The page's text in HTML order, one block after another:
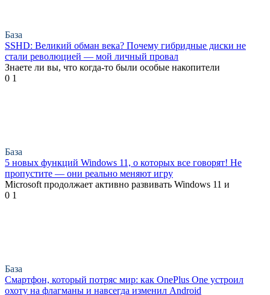
База
SSHD: Великий обман века? Почему гибридные диски не
стали революцией — мой личный провал
Знаете ли вы, что когда-то были особые накопители
0 1
База
5 новых функций Windows 11, о которых все говорят! Не
пропустите — они реально меняют игру
Microsoft продолжает активно развивать Windows 11 и
0 1
База
Смартфон, который потряс мир: как OnePlus One устроил
охоту на флагманы и навсегда изменил Android